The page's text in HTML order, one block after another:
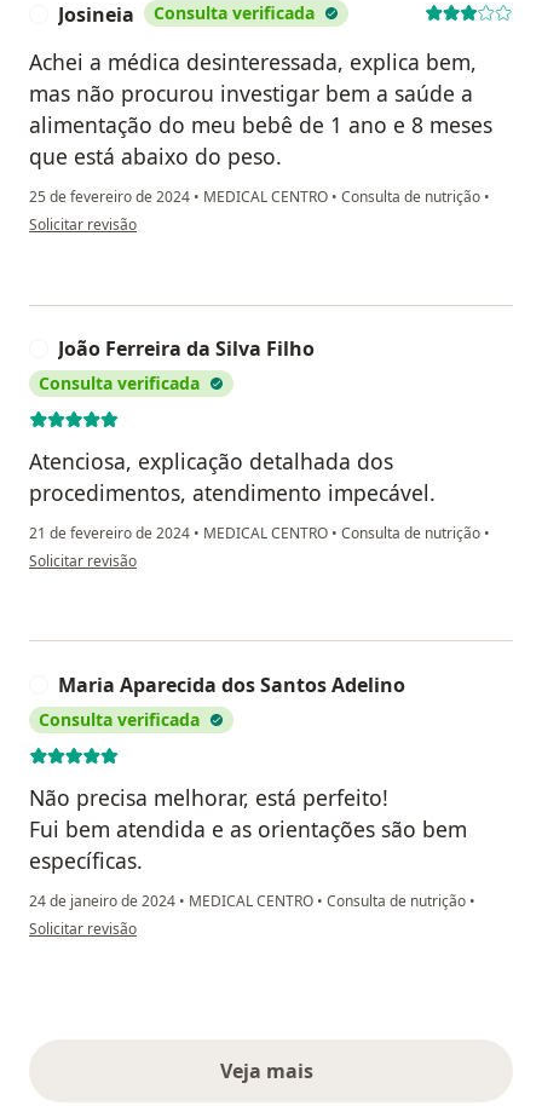
Josineia Consulta verificada
Achei a médica desinteressada, explica bem,
mas não procurou investigar bem a saúde a
alimentação do meu bebê de 1 ano e 8 meses
que está abaixo do peso.
25 de fevereiro de 2024 • MEDICAL CENTRO • Consulta de nutrição •
na opinião do utilizador Josineia
Solicitar revisão
João Ferreira da Silva Filho
Consulta verificada
Atenciosa, explicação detalhada dos
procedimentos, atendimento impecável.
21 de fevereiro de 2024 • MEDICAL CENTRO • Consulta de nutrição •
na opinião do utilizador João Ferreira da Silva Filho
Solicitar revisão
Maria Aparecida dos Santos Adelino
Consulta verificada
Não precisa melhorar, está perfeito!
Fui bem atendida e as orientações são bem
específicas.
24 de janeiro de 2024 • MEDICAL CENTRO • Consulta de nutrição •
na opinião do utilizador Maria Aparecida dos Santos Adelino
Solicitar revisão
Veja maisopiniões acima